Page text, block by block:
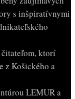
s inšpiratívnymi
čitateľom, ktorí
z Košického a
LEMUR a